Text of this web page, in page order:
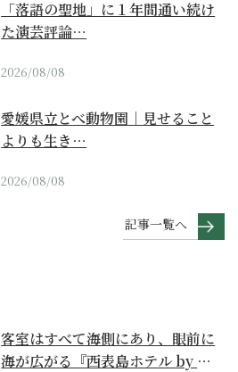
「落語の聖地」に１年間通い続け
た演芸評論…
2026/08/08
愛媛県立とべ動物園｜見せること
よりも生き…
2026/08/08
記事一覧へ
客室はすべて海側にあり、眼前に
海が広がる『西表島ホテル by 星